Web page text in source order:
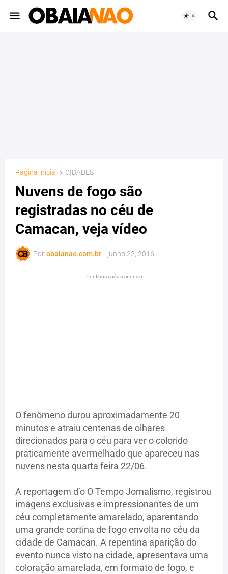
Página inicial CIDADES
Nuvens de fogo são
registradas no céu de
Camacan, veja vídeo
Por obaianao.com.br - junho 22, 2016
Continua após o anuncio
O fenômeno durou aproximadamente 20
minutos e atraiu centenas de olhares
direcionados para o céu para ver o colorido
praticamente avermelhado que apareceu nas
nuvens nesta quarta feira 22/06.
A reportagem d’o O Tempo Jornalismo, registrou
imagens exclusivas e impressionantes de um
céu completamente amarelado, aparentando
uma grande cortina de fogo envolta no céu da
cidade de Camacan. A repentina aparição do
evento nunca visto na cidade, apresentava uma
coloração amarelada, em formato de fogo, e